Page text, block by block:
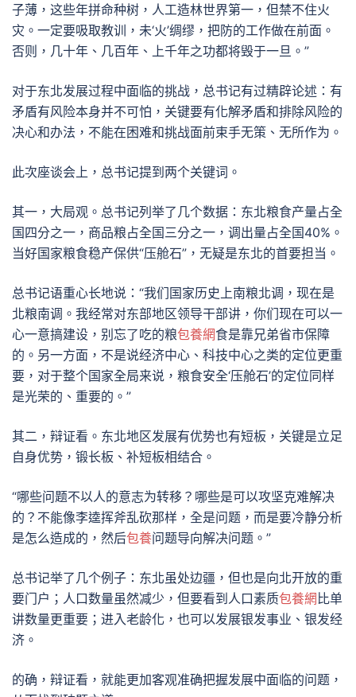
子薄，这些年拼命种树，人工造林世界第一，但禁不住火
灾。一定要吸取教训，未‘火’绸缪，把防的工作做在前面。
否则，几十年、几百年、上千年之功都将毁于一旦。”
对于东北发展过程中面临的挑战，总书记有过精辟论述：有
矛盾有风险本身并不可怕，关键要有化解矛盾和排除风险的
决心和办法，不能在困难和挑战面前束手无策、无所作为。
此次座谈会上，总书记提到两个关键词。
其一，大局观。总书记列举了几个数据：东北粮食产量占全
国四分之一，商品粮占全国三分之一，调出量占全国40%。
当好国家粮食稳产保供“压舱石”，无疑是东北的首要担当。
总书记语重心长地说：“我们国家历史上南粮北调，现在是
北粮南调。我经常对东部地区领导干部讲，你们现在可以一
心一意搞建设，别忘了吃的粮包養網食是靠兄弟省市保障
的。另一方面，不是说经济中心、科技中心之类的定位更重
要，对于整个国家全局来说，粮食安全‘压舱石’的定位同样
是光荣的、重要的。”
其二，辩证看。东北地区发展有优势也有短板，关键是立足
自身优势，锻长板、补短板相结合。
“哪些问题不以人的意志为转移？哪些是可以攻坚克难解决
的？不能像李逵挥斧乱砍那样，全是问题，而是要冷静分析
是怎么造成的，然后包養问题导向解决问题。”
总书记举了几个例子：东北虽处边疆，但也是向北开放的重
要门户；人口数量虽然减少，但要看到人口素质包養網 比单
讲数量更重要；进入老龄化，也可以发展银发事业、银发经
济。
的确，辩证看，就能更加客观准确把握发展中面临的问题，